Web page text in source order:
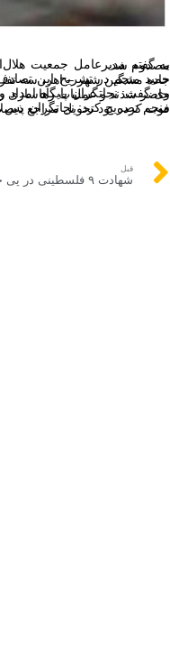
به گفته مدیرعامل جمعیت هلال‌احمر آذربایجان شرقی، در تصادف رخ به رخ تریلی با پیکان سه نفر فوت شدند و یک نفر دیگر هم مصدوم شد.
حمید منجم در تشریح این تصادف اظهار داشت: بنابر گزارش اولیه بر اثر
وی گفت: نجاتگران پایگاه امداد و نجات نقدوز (شهدای ارسباران) جمعیت هلال احمر شهرستان اهر پس از اطلاع از این حادثه، در
منجم تصریح کرد: نجاتگران پس از تلاش، موفق به رهاسازی دو نفر از آنها شدند که یکی از آنها به بیمارستان منتقل شد و دیگری که فوت
قبل